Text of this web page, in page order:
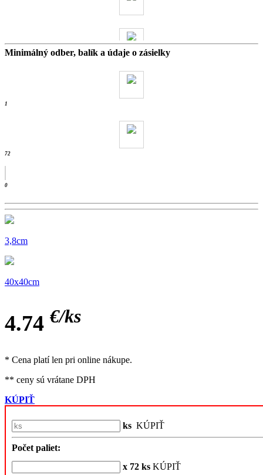
Minimálný odber, balík a údaje o zásielky
1
72
0
3,8cm
40x40cm
4.74 €/ks
* Cena platí len pri online nákupe.
** ceny sú vrátane DPH
KÚPIŤ
ks KÚPIŤ
Počet paliet:
x 72 ks KÚPIŤ